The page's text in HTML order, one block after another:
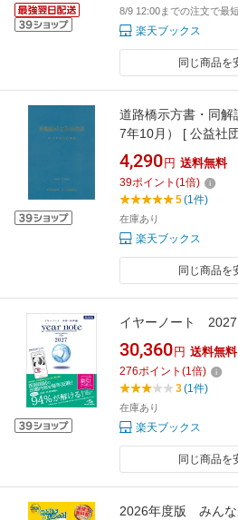
8/9 12:00までの注文で最
楽天ブックス
同じ商品を
道路橋示方書・同解
7年10月） [ 公益社
4,290 円 送料無料
39ポイント (1倍)
5(1件)
在庫あり
楽天ブックス
同じ商品を
イヤーノート
30,360 円 送料無料
276ポイント (1倍)
3(1件)
在庫あり
楽天ブックス
同じ商品を
2026年度版 みん